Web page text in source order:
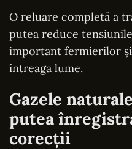
O reluare completă a
putea reduce
important fermierilor
întreaga lume.
Gazele
putea
corecții